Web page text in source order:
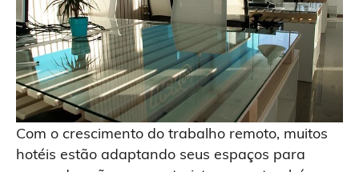
Com o crescimento do trabalho remoto, muitos
hotéis estão adaptando seus espaços para